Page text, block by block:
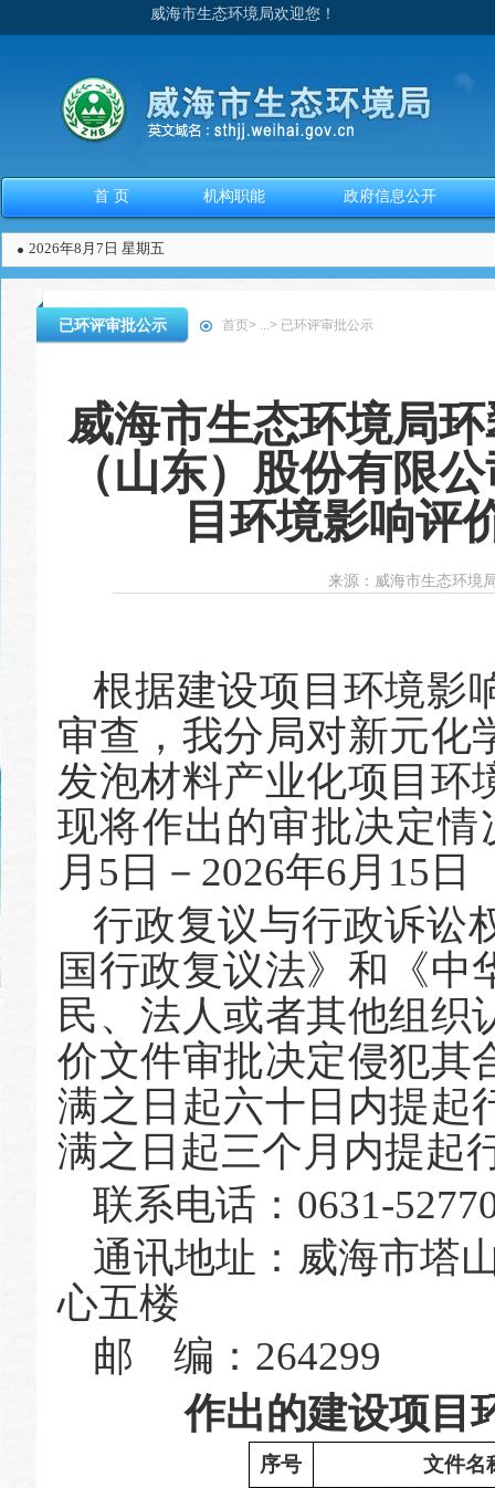
威海市生态环境局欢迎您！
首 页 机构职能 政府信息公开
2026年8月7日 星期五
已环评审批公示 首页> ...> 已环评审批公示
威海市生态环境局
（山东）股份有限
目环境影响评
来源： 威海市生态环境
根据建设项目环境影
审查 ， 我分局对新元化
发泡材料产业化项目环
现将作出的审批决定
月 5 日－ 2026年6月 15 日
行政复议与行政诉讼
国行政复议法》和《中
民、法人或者其他组织
价文件审批决定侵犯其
满之日起六十日内提起
满之日起三个月内提起
联系电话： 0631-5
通讯地址： 威海市塔
心五楼
邮
编： 264299
作出的建设项目
序号
文件名